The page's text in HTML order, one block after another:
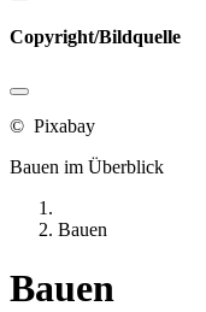
Copyright/Bildquelle
© Pixabay
Bauen im Überblick
Bauen
Bauen